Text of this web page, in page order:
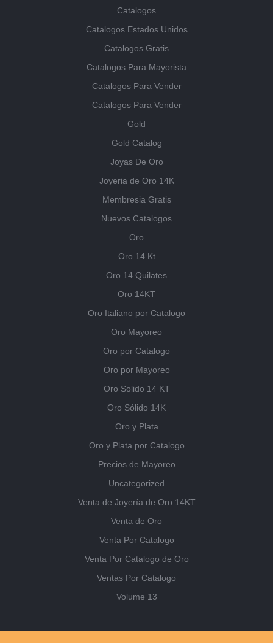
Catalogos
Catalogos Estados Unidos
Catalogos Gratis
Catalogos Para Mayorista
Catalogos Para Vender
Catalogos Para Vender
Gold
Gold Catalog
Joyas De Oro
Joyeria de Oro 14K
Membresia Gratis
Nuevos Catalogos
Oro
Oro 14 Kt
Oro 14 Quilates
Oro 14KT
Oro Italiano por Catalogo
Oro Mayoreo
Oro por Catalogo
Oro por Mayoreo
Oro Solido 14 KT
Oro Sólido 14K
Oro y Plata
Oro y Plata por Catalogo
Precios de Mayoreo
Uncategorized
Venta de Joyería de Oro 14KT
Venta de Oro
Venta Por Catalogo
Venta Por Catalogo de Oro
Ventas Por Catalogo
Volume 13